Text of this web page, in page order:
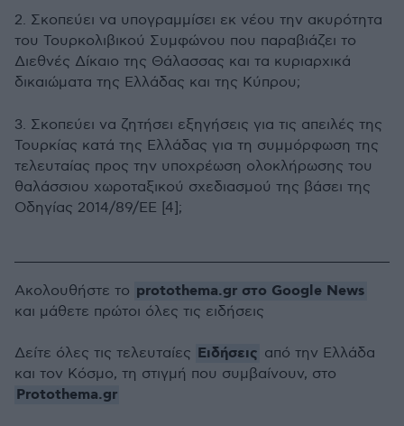
2.⁠ ⁠Σκοπεύει να υπογραμμίσει εκ νέου την ακυρότητα
του Τουρκολιβικού Συμφώνου που παραβιάζει το
Διεθνές Δίκαιο της Θάλασσας και τα κυριαρχικά
δικαιώματα της Ελλάδας και της Κύπρου;
3.⁠ ⁠Σκοπεύει να ζητήσει εξηγήσεις για τις απειλές της
Τουρκίας κατά της Ελλάδας για τη συμμόρφωση της
τελευταίας προς την υποχρέωση ολοκλήρωσης του
θαλάσσιου χωροταξικού σχεδιασμού της βάσει της
Οδηγίας 2014/89/ΕΕ [4];
Ακολουθήστε το protothema.gr στο Google News
και μάθετε πρώτοι όλες τις ειδήσεις
Δείτε όλες τις τελευταίες Ειδήσεις από την Ελλάδα
και τον Κόσμο, τη στιγμή που συμβαίνουν, στο
Protothema.gr